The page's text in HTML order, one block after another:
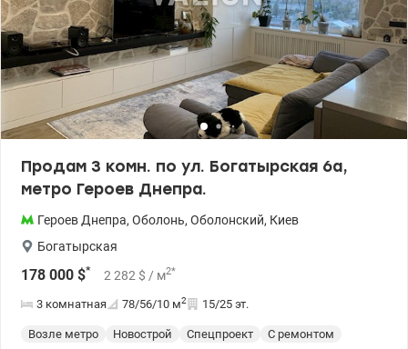
Продам 3 комн. по ул. Богатырская 6а,
метро Героев Днепра.
Героев Днепра, Оболонь, Оболонский, Киев
Богатырская
178 000 $* 2 282 $ / м2*
3 комнатная 78/56/10 м2 15/25 эт.
Возле метро Новострой Спецпроект
С ремонтом